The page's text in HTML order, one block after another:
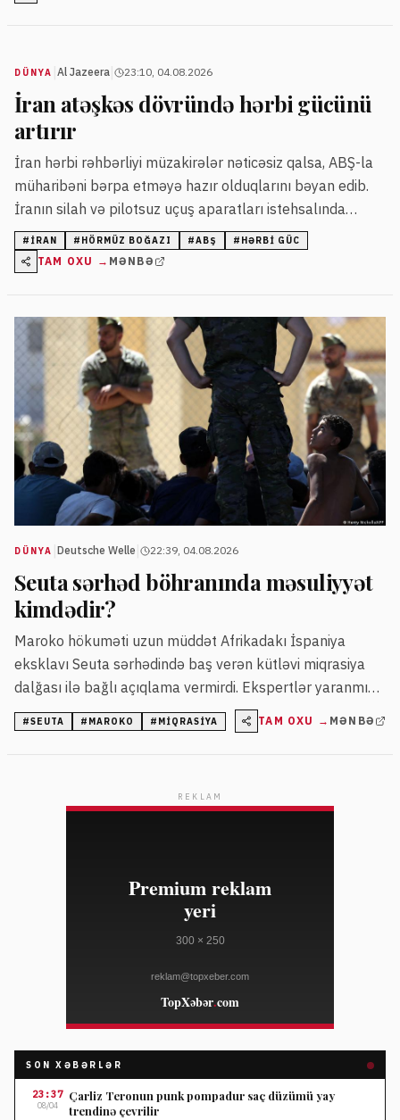
DÜNYA Al Jazeera 23:10, 04.08.2026
İran atəşkəs dövründə hərbi gücünü
artırır
İran hərbi rəhbərliyi müzakirələr nəticəsiz qalsa, ABŞ-la
müharibəni bərpa etməyə hazır olduqlarını bəyan edib.
İranın silah və pilotsuz uçuş aparatları istehsalında
irəliləyişlər olduğu bildirilib.
# İRAN # HÖRMÜZ BOĞAZI #ABŞ # HƏRBI GÜC
TAM OXU → MƏNBƏ
DÜNYA Deutsche Welle 22:39, 04.08.2026
Seuta sərhəd böhranında məsuliyyət
kimdədir?
Maroko hökuməti uzun müddət Afrikadakı İspaniya
eksklavı Seuta sərhədində baş verən kütləvi miqrasiya
dalğası ilə bağlı açıqlama vermirdi. Ekspertlər yaranmış
vəziyyəti siyasi gərginliklər, miqrasiya siyasəti və sosial-
iqtisadi səbəblərin qarşılıqlı təsiri kimi qiymətləndirir.
#SEUTA # MAROKO # MIQRASIYA TAM OXU → MƏNBƏ
REKLAM
SON XƏBƏRLƏR
23:37
08/04
Çarliz Teronun punk pompadur saç düzümü yay
trendinə çevrilir